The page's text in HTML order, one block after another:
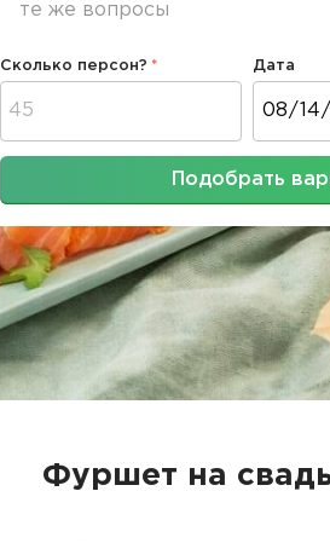
те же вопросы
Сколько персон? Дата
Подобрать
Фуршет на